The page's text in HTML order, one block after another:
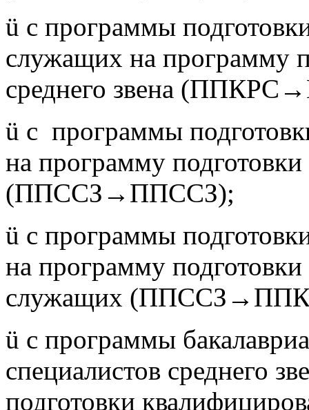
ü с программы
служащих на программу
среднего звена
ü с программы
на программу подготовки
(ППССЗ→ППССЗ);
ü с программы
на программу
служащих
ü с программы
специалистов среднего
подготовки